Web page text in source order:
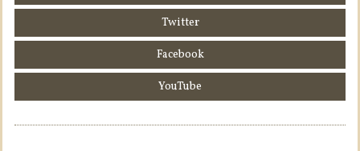
Twitter
Facebook
YouTube